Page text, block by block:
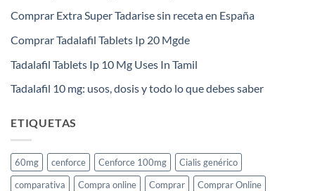
Comprar Extra Super Tadarise sin receta en España
Comprar Tadalafil Tablets Ip 20 Mgde
Tadalafil Tablets Ip 10 Mg Uses In Tamil
Tadalafil 10 mg: usos, dosis y todo lo que debes saber
ETIQUETAS
60mg cenforce Cenforce 100mg
Cialis genérico
comparativa
Compra online Comprar
Comprar Online